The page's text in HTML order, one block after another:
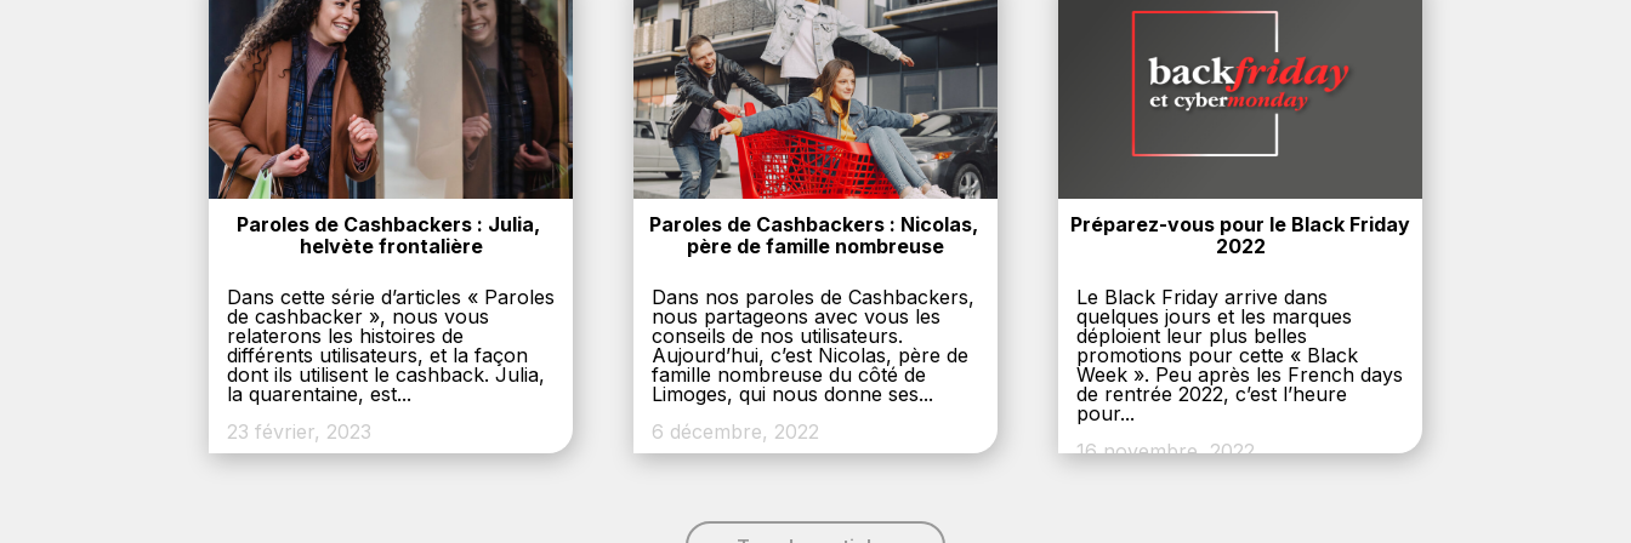
Paroles de Cashbackers : Julia,
helvète frontalière
Dans cette série d’articles « Paroles
de cashbacker », nous vous
relaterons les histoires de
différents utilisateurs, et la façon
dont ils utilisent le cashback. Julia,
la quarentaine, est...
23 février, 2023
Paroles de Cashbackers : Nicolas,
père de famille nombreuse
Dans nos paroles de Cashbackers,
nous partageons avec vous les
conseils de nos utilisateurs.
Aujourd’hui, c’est Nicolas, père de
famille nombreuse du côté de
Limoges, qui nous donne ses...
6 décembre, 2022
Préparez-vous pour le Black Friday
2022
Le Black Friday arrive dans
quelques jours et les marques
déploient leur plus belles
promotions pour cette « Black
Week ». Peu après les French days
de rentrée 2022, c’est l’heure
pour...
16 novembre, 2022